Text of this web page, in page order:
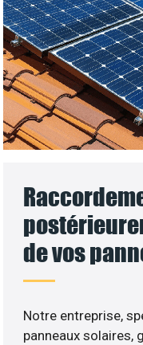
de vos
Notre entreprise,
panneaux solaires,